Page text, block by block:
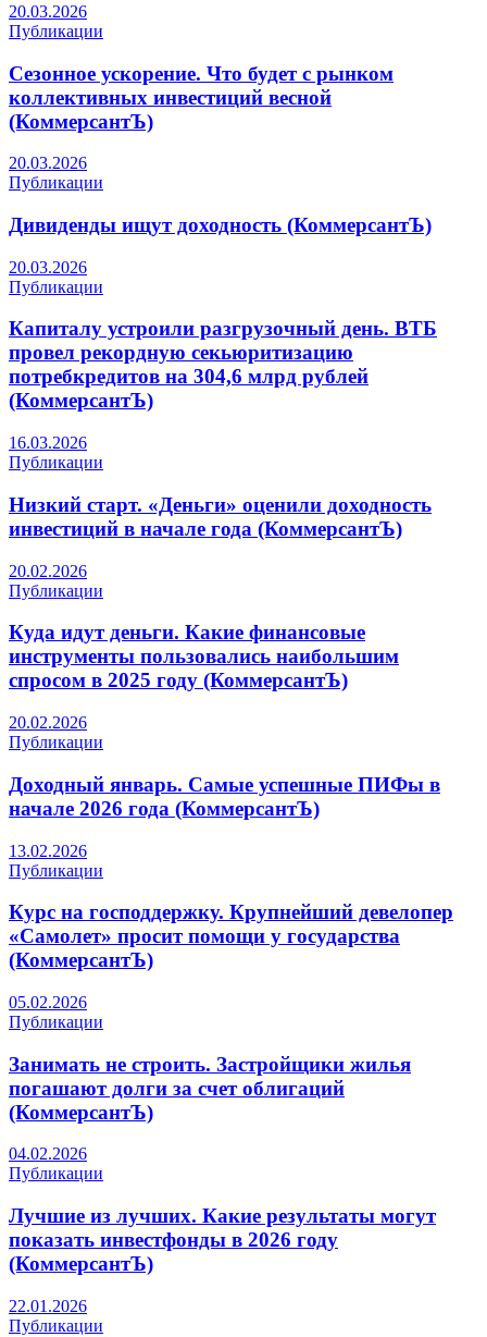
20.03.2026
Публикации
Сезонное ускорение. Что будет с рынком
коллективных инвестиций весной
(КоммерсантЪ)
20.03.2026
Публикации
Дивиденды ищут доходность (КоммерсантЪ)
20.03.2026
Публикации
Капиталу устроили разгрузочный день. ВТБ
провел рекордную секьюритизацию
потребкредитов на 304,6 млрд рублей
(КоммерсантЪ)
16.03.2026
Публикации
Низкий старт. «Деньги» оценили доходность
инвестиций в начале года (КоммерсантЪ)
20.02.2026
Публикации
Куда идут деньги. Какие финансовые
инструменты пользовались наибольшим
спросом в 2025 году (КоммерсантЪ)
20.02.2026
Публикации
Доходный январь. Самые успешные ПИФы в
начале 2026 года (КоммерсантЪ)
13.02.2026
Публикации
Курс на господдержку. Крупнейший девелопер
«Самолет» просит помощи у государства
(КоммерсантЪ)
05.02.2026
Публикации
Занимать не строить. Застройщики жилья
погашают долги за счет облигаций
(КоммерсантЪ)
04.02.2026
Публикации
Лучшие из лучших. Какие результаты могут
показать инвестфонды в 2026 году
(КоммерсантЪ)
22.01.2026
Публикации